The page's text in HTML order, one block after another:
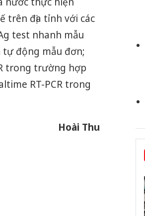
trên địa tỉnh với các
test nhanh mẫu
tự động mẫu đơn;
trong trường hợp
RT-PCR trong
Hoài Thu